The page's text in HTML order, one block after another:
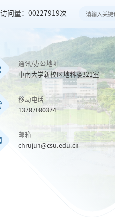
访问量： 00227919次
通讯/办公地址
中南大学新校区地科楼321室
移动电话
13787080374
邮箱
chrujun@csu.edu.cn